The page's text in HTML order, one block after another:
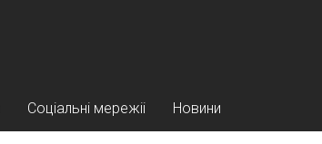
Соціальні мережіі Новини